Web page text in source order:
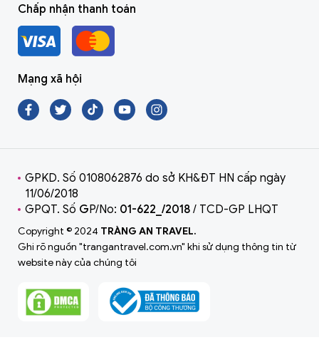
Chấp nhận thanh toán
Mạng xã hội
GPKD. Số 0108062876 do sở KH&ĐT HN cấp ngày
11/06/2018
GPQT. Số GP/No: 01-622_/2018 / TCD-GP LHQT
Copyright © 2024 TRÀNG AN TRAVEL.
Ghi rõ nguồn "trangantravel.com.vn" khi sử dụng thông tin từ
website này của chúng tôi